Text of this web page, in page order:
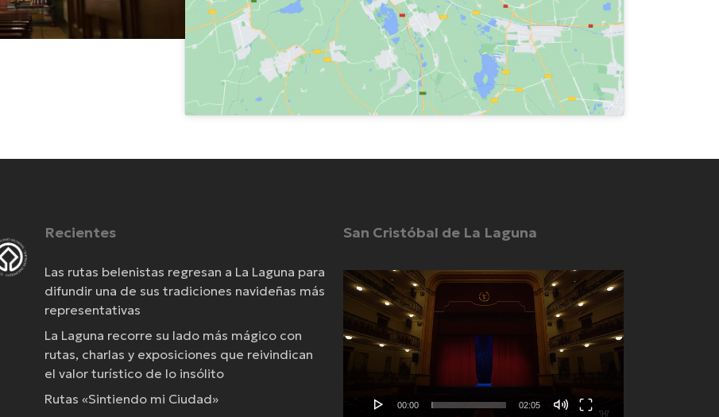
Recientes
Las rutas belenistas regresan a La Laguna para
difundir una de sus tradiciones navideñas más
representativas
La Laguna recorre su lado más mágico con
rutas, charlas y exposiciones que reivindican
el valor turístico de lo insólito
Rutas «Sintiendo mi Ciudad»
San Cristóbal de La Laguna
Reproductor
vídeo
00:00 02:05